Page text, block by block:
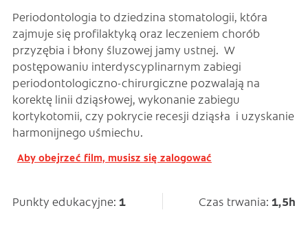
Periodontologia to dziedzina stomatologii, która
zajmuje się profilaktyką oraz leczeniem chorób
przyzębia i błony śluzowej jamy ustnej. W
postępowaniu interdyscyplinarnym zabiegi
periodontologiczno-chirurgiczne pozwalają na
korektę linii dziąsłowej, wykonanie zabiegu
kortykotomii, czy pokrycie recesji dziąsła i uzyskanie
harmonijnego uśmiechu.
Aby obejrzeć film, musisz się zalogować
Punkty edukacyjne: 1 Czas trwania:1,5h